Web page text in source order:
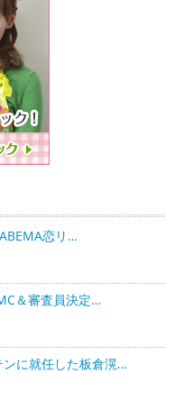
恋リ…
＆審査員決定…
に就任した板倉滉…